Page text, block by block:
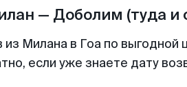
— Доболим (туда и
Милана в Гоа по
если уже знаете дату